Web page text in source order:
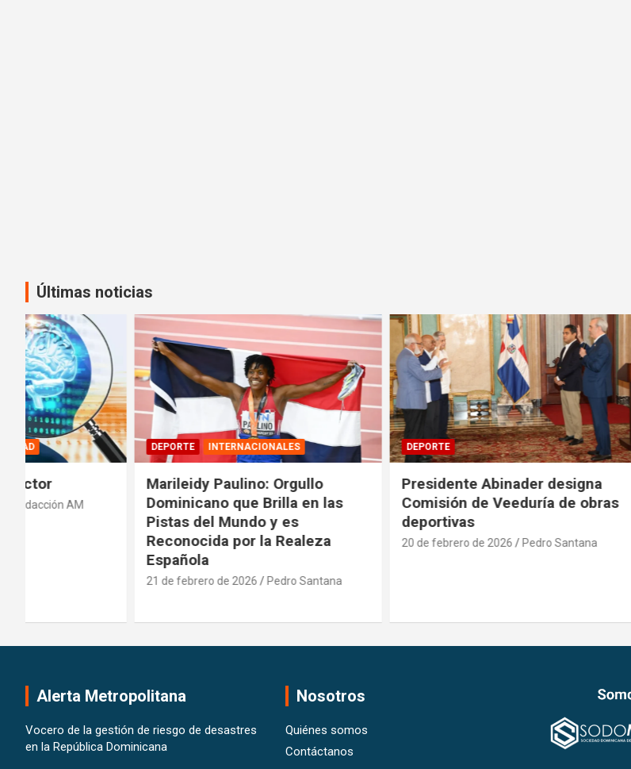
Últimas noticias
DEPORTE INTERNACIONALES
Marileidy Paulino: Orgullo
Dominicano que Brilla en las
Pistas del Mundo y es
Reconocida por la Realeza
21 de febrero de 2026 Pedro Santana
DEPORTE
Presidente Abinader designa
Comisión de Veeduría de obras
deportivas
20 de febrero de 2026 Pedro Santana
DEPORTE
Ministros
Bisonó
de obras
20 de febrero
Alerta Metropolitana
Vocero de la gestión de riesgo de desastres
en la República Dominicana
Nosotros
Quiénes somos
Contáctanos